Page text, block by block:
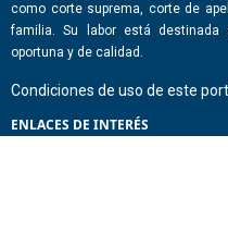
como corte suprema, corte de
familia. Su labor está
oportuna y de calidad.
Condiciones de uso de este
ENLACES DE INTERÉS